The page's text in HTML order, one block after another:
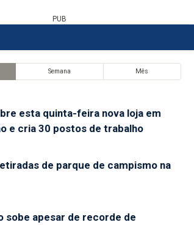
PUB
Semana Mês
esta quinta-feira nova loja em
e cria 30 postos de trabalho
de parque de campismo na
sobe apesar de recorde de